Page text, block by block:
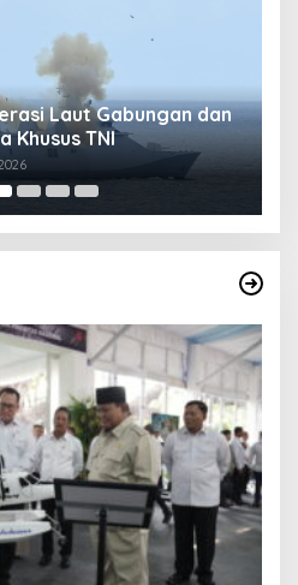
Laut Gabungan dan
Khusus TNI